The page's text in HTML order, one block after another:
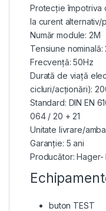
Protecție împotriva
la curent alternativ/
Număr module: 2M
Tensiune nominală:
Frecvență: 50Hz
Durată de viață
cicluri/acționări):
Standard: DIN EN
064 / 20 + 21
Unitate livrare/
Garanție: 5 ani
Producător: Hager-
buton TEST